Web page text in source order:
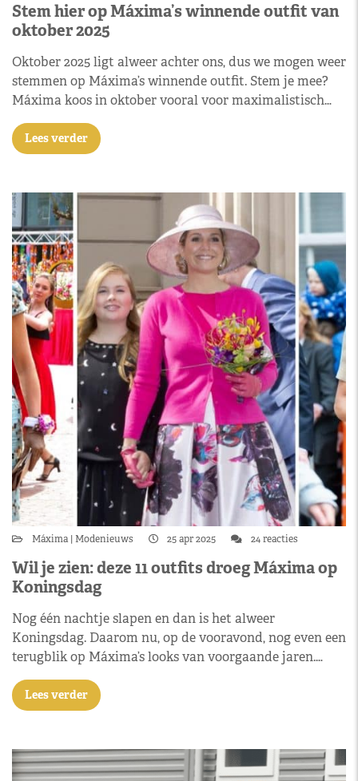
Stem hier op Máxima’s winnende outfit van
oktober 2025
Oktober 2025 ligt alweer achter ons, dus we mogen weer
stemmen op Máxima’s winnende outfit. Stem je mee?
Máxima koos in oktober vooral voor maximalistisch…
Lees verder
Máxima Modenieuws 25 apr 2025 24 reacties
Wil je zien: deze 11 outfits droeg Máxima op
Koningsdag
Nog één nachtje slapen en dan is het alweer
Koningsdag. Daarom nu, op de vooravond, nog even een
terugblik op Máxima’s looks van voorgaande jaren.…
Lees verder